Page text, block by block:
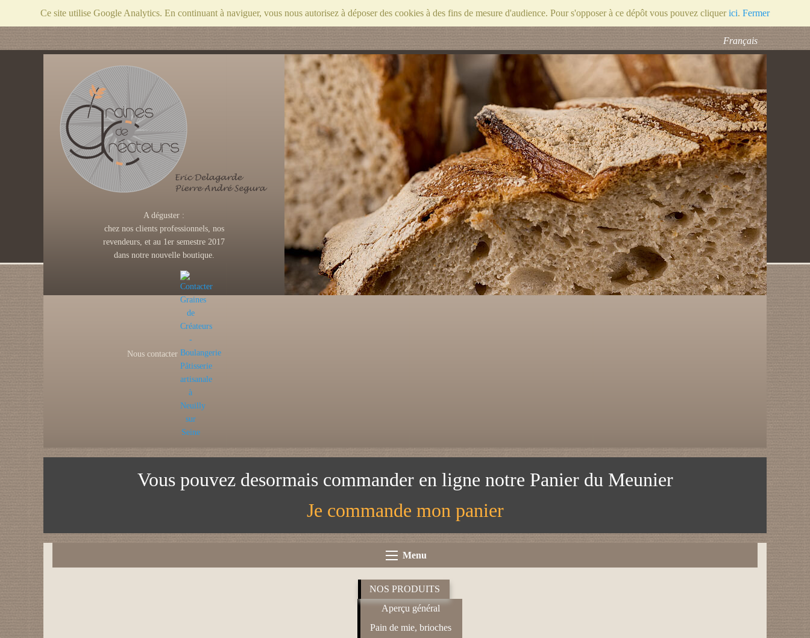
Ce site utilise Google Analytics. En continuant à naviguer, vous nous autorisez à déposer des cookies à des fins de mesure d'audience. Pour s'opposer à ce dépôt vous pouvez cliquerici. Fermer
Français
A déguster :
chez nos clients professionnels, nos
revendeurs, et au 1er semestre 2017
dans notre nouvelle boutique.
Nous contacter
Vous pouvez desormais commander en ligne notre Panier du Meunier
Je commande mon panier
Menu
NOS PRODUITS
Aperçu général
Pain de mie, brioches